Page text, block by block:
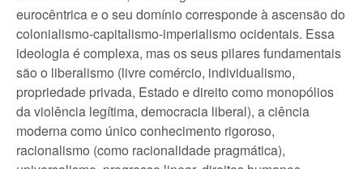
eurocêntrica e o seu domínio corresponde à ascensão do
colonialismo-capitalismo-imperialismo ocidentais. Essa
ideologia é complexa, mas os seus pilares fundamentais
são o liberalismo (livre comércio, individualismo,
propriedade privada, Estado e direito como monopólios
da violência legítima, democracia liberal), a ciência
moderna como único conhecimento rigoroso,
racionalismo (como racionalidade pragmática),